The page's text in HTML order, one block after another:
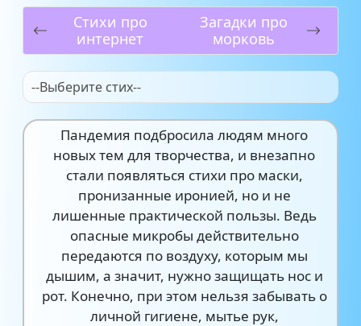
Стихи про
интернет
Загадки про
морковь
--Выберите стих--
Пандемия подбросила людям много
новых тем для творчества, и внезапно
стали появляться стихи про маски,
пронизанные иронией, но и не
лишенные практической пользы. Ведь
опасные микробы действительно
передаются по воздуху, которым мы
дышим, а значит, нужно защищать нос и
рот. Конечно, при этом нельзя забывать о
личной гигиене, мытье рук,